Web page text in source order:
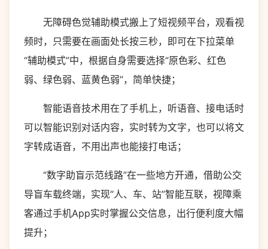
无障碍色觉辅助模式搬上了短视频平台，观看视
频时，只需要在画面处长按三秒，即可在下拉菜单
“辅助模式”中，根据自身需要选择“原色彩、红色
弱、绿色弱、蓝黄色弱”，简单快捷；
智能语音技术用在了手机上，听语音、接电话时
可以智能识别对话内容，实时转为文字，也可以将文
字转成语音，不用出声也能接打电话；
“数字助盲示范线路”在一些地方开通，借助公交
导盲车载终端，实现“人、车、站”智能互联，视障乘
客通过手机App实时掌握公交信息，出行便利度大幅
提升；